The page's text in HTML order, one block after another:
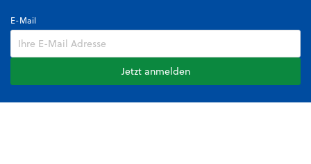
E-Mail
Jetzt anmelden